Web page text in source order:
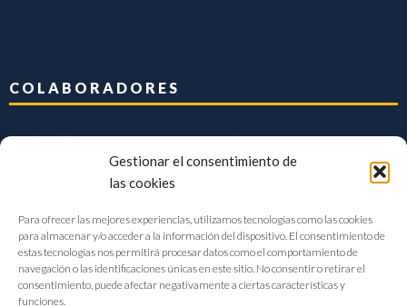
Gestionar el consentimiento de
las cookies
Para ofrecer las mejores experiencias, utilizamos tecnologías como las cookies
para almacenar y/o acceder a la información del dispositivo. El consentimiento de
estas tecnologías nos permitirá procesar datos como el comportamiento de
navegación o las identificaciones únicas en este sitio. No consentir o retirar el
consentimiento, puede afectar negativamente a ciertas características y
funciones.
COLABORADORES